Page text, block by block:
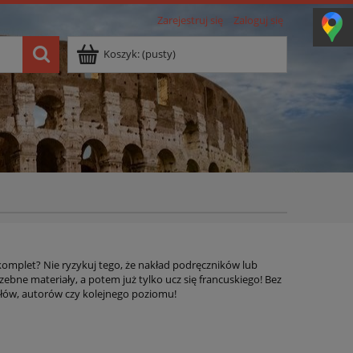
Zarejestruj się Zaloguj się
Koszyk:(pusty)
Nie ryzykuj tego, że nakład podręczników lub
materiały, a potem już tylko ucz się francuskiego! Bez
autorów czy kolejnego poziomu!